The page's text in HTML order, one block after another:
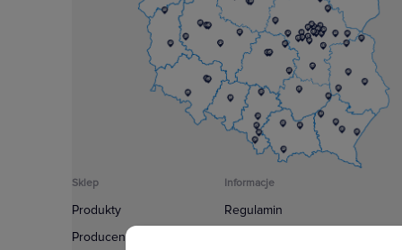
Izolowanie od napięcia
Sklep
Produkty
Producenci
Informacje
Regulamin